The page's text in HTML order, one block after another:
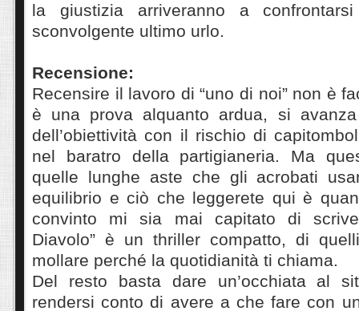
la giustizia arriveranno a
sconvolgente ultimo urlo.
Recensione:
Recensire il lavoro di “uno di noi” non è
è una prova alquanto ardua, si
dell’obiettività con il rischio di
nel baratro della partigianeria. Ma
quelle lunghe aste che gli acrobati
equilibrio e ciò che leggerete qui è
convinto mi sia mai capitato di
Diavolo” è un thriller compatto, di
mollare perché la quotidianità ti chiama.
Del resto basta dare un’occhiata al
rendersi conto di avere a che fare con